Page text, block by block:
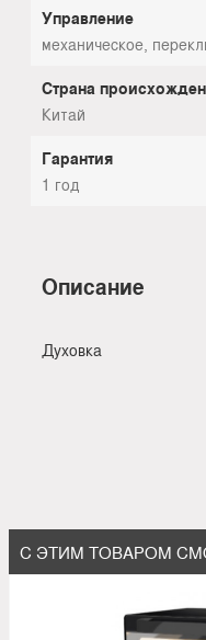
Управление
механическое,
Страна
Китай
Гарантия
1 год
Описание
Духовка
С ЭТИМ ТОВАРОМ